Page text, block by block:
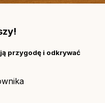
przygodę i odkrywać